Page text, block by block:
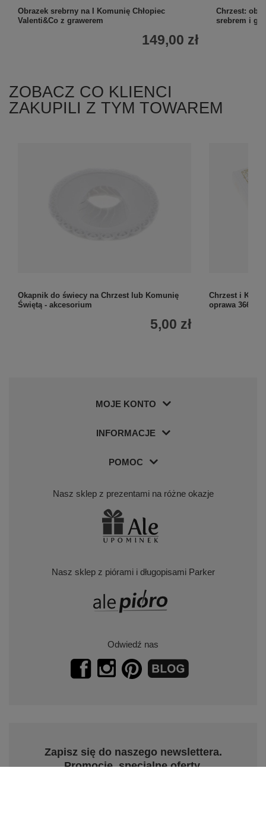
Obrazek srebrny na I Komunię Chłopiec
Valenti&Co z grawerem
149,00 zł
Chrzest:
srebrem i
ZOBACZ CO KLIENCI
ZAKUPILI Z TYM TOWAREM
Okapnik do świecy na Chrzest lub Komunię
Świętą - akcesorium
5,00 zł
Chrzest i
oprawa 366
MOJE KONTO
INFORMACJE
POMOC
Nasz sklep z prezentami na różne okazje
Nasz sklep z piórami i długopisami Parker
Odwiedź nas
Zapisz się do naszego newslettera.
Promocje, specjalne oferty.